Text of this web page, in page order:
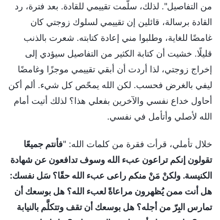
من التفاصيل". لذلك، سلّمت تقييمي للقادة. بعد فترة، رد
القادة برسالة، قائلين إن تقييمي لسلوك زوجتي كان
غامضًا للغاية، وطلبوا مني إعادة كتابته. شعرت بالذنب
قليلًا. خشيت أن كتابة الكثير من التفاصيل سيؤدي إلى
إخراج زوجتي، لذا أردت أن أبقي تقييمي موجزًا وغامضًا
ليفي بالغرض فحسب. لكن الله يمحّص كل شيء. ألم أكن
أحاول خداع نفسي والآخرين بفعلي هذا؟ لذلك أتيت أمام
الله لأصلي وأتأمل في نفسي.
خلال تأملي، قرأت فقرة من كلمات الله: "فأنتم جميعًا
تقولون إنكم تراعون عبء الله وسوف تدافعون عن شهادة
الكنيسة. ولكنْ مَنْ منكم راعى عبء الله حقًا؟ سَل نفسك:
هل أنت ممن يُظهرون مراعاةً لعبء الله؟ هل بوسعك أن
تمارس البِرّ من أجله؟ هل بوسعك أن تقف وتتكلَّم بالنيابة